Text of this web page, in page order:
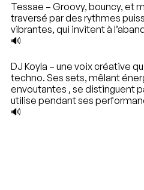
Tessae – Groovy, bouncy, et
traversé par des rythmes
vibrantes, qui invitent à
🔊
DJ Koyla – une voix créative
techno. Ses sets, mêlant
envoutantes , se distinguent
utilise pendant ses
🔊